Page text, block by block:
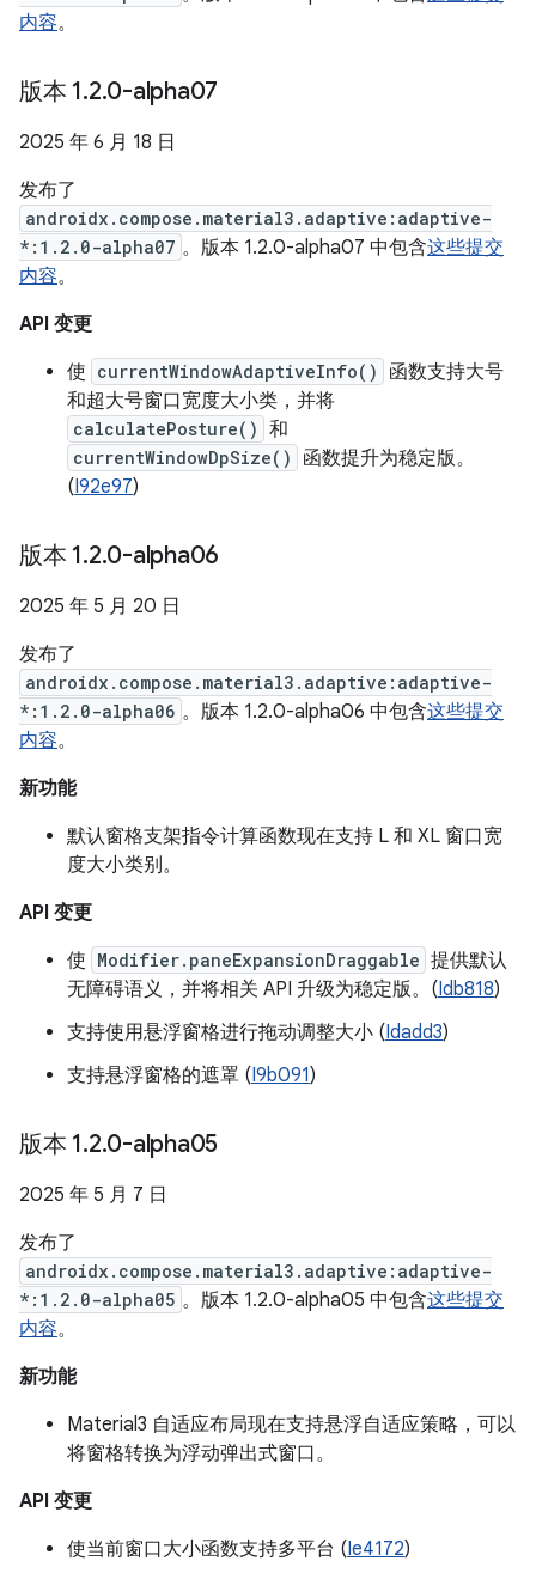
内容。
版本 1.2.0-alpha07
2025 年 6 月 18 日
发布了
androidx.compose.material3.adaptive:adaptive-
*:1.2.0-alpha07 。版本 1.2.0-alpha07 中包含这些提交
内容。
API 变更
使 currentWindowAdaptiveInfo()
函数支持大号
和超大号窗口宽度大小类，并将
calculatePosture() 和
currentWindowDpSize()
函数提升为稳定版。
(I92e97)
版本 1.2.0-alpha06
2025 年 5 月 20 日
发布了
androidx.compose.material3.adaptive:adaptive-
*:1.2.0-alpha06 。版本 1.2.0-alpha06 中包含这些提交
内容。
新功能
默认窗格支架指令计算函数现在支持 L 和 XL 窗口宽
度大小类别。
API 变更
使 Modifier.paneExpansionDraggable 提供默认
无障碍语义，并将相关 API 升级为稳定版。(Idb818)
支持使用悬浮窗格进行拖动调整大小 (Idadd3)
支持悬浮窗格的遮罩 (I9b091)
版本 1.2.0-alpha05
2025 年 5 月 7 日
发布了
androidx.compose.material3.adaptive:adaptive-
*:1.2.0-alpha05 。版本 1.2.0-alpha05 中包含这些提交
内容。
新功能
Material3 自适应布局现在支持悬浮自适应策略，可以
将窗格转换为浮动弹出式窗口。
API 变更
使当前窗口大小函数支持多平台 (Ie4172)